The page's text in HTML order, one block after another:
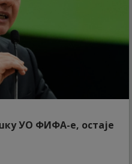
УО ФИФА-е, остаје